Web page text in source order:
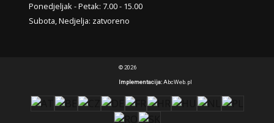
Ponedjeljak - Petak: 7.00 - 15.00
Subota, Nedjelja: zatvoreno
© 2026
Implementacija:AbcWeb.pl